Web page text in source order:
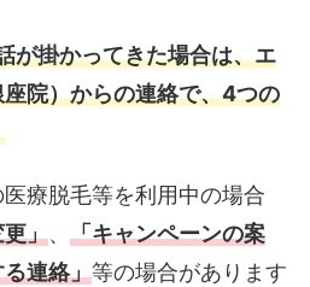
掛かってきた場合は、エ
院）からの連絡で、4つの
療脱毛等を利用中の場合
」、 「キャンペーンの案
連絡」等の場合があります